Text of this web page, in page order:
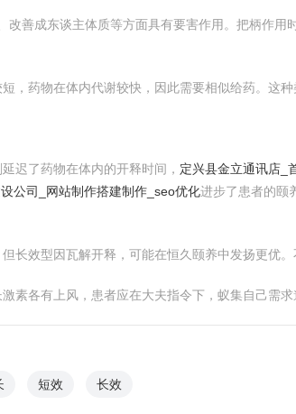
改善成东谈主体质等方面具有要害作用。把柄作
，药物在体内代谢较快，因此需要相似给药。这
迟了药物在体内的开释时间， 定兴县金立通讯店_
公司_网站制作搭建制作_seo优化进步了患者的颐
长效型因瓦解开释，可能在恒久颐养中发扬更优
素各有上风，患者应在大夫指令下，蚁集自己需求
短效 长效